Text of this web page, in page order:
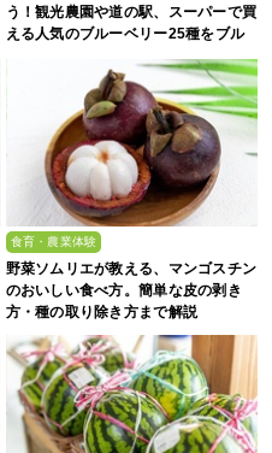
う！観光農園や道の駅、スーパーで買
える人気のブルーベリー25種をブル
食育・農業体験
野菜ソムリエが教える、マンゴスチン
のおいしい食べ方。簡単な皮の剥き
方・種の取り除き方まで解説